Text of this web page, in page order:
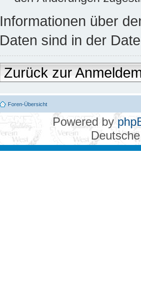
Informationen über
Daten sind in der
Zurück zur
Foren-Übersicht
Powered by